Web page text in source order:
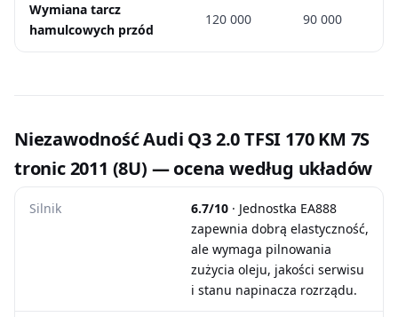
Wymiana tarcz
hamulcowych przód
120 000 90 000
Niezawodność Audi Q3 2.0 TFSI 170 KM 7S
tronic 2011 (8U) — ocena według układów
Silnik 6.7/10 · Jednostka EA888
zapewnia dobrą elastyczność,
ale wymaga pilnowania
zużycia oleju, jakości serwisu
i stanu napinacza rozrządu.